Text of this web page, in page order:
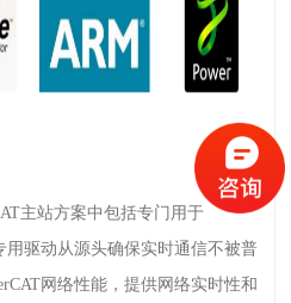
主站方案中包括专门用于
用驱动从源头确保实时通信不被普
网络性能，提供网络实时性和